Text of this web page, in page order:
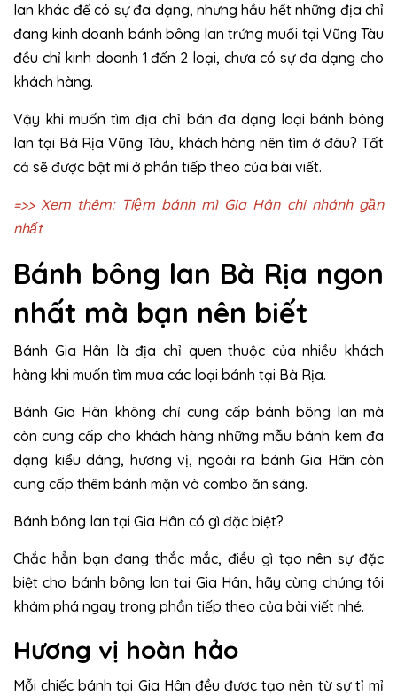
lan khác để có sự đa dạng, nhưng hầu hết những địa chỉ
đang kinh doanh bánh bông lan trứng muối tại Vũng Tàu
đều chỉ kinh doanh 1 đến 2 loại, chưa có sự đa dạng cho
khách hàng.
Vậy khi muốn tìm địa chỉ bán đa dạng loại bánh bông
lan tại Bà Rịa Vũng Tàu, khách hàng nên tìm ở đâu? Tất
cả sẽ được bật mí ở phần tiếp theo của bài viết.
=>> Xem thêm: Tiệm bánh mì Gia Hân chi nhánh gần
nhất
Bánh bông lan Bà Rịa ngon
nhất mà bạn nên biết
Bánh Gia Hân là địa chỉ quen thuộc của nhiều khách
hàng khi muốn tìm mua các loại bánh tại Bà Rịa.
Bánh Gia Hân không chỉ cung cấp bánh bông lan mà
còn cung cấp cho khách hàng những mẫu bánh kem đa
dạng kiểu dáng, hương vị, ngoài ra bánh Gia Hân còn
cung cấp thêm bánh mặn và combo ăn sáng.
Bánh bông lan tại Gia Hân có gì đặc biệt?
Chắc hẳn bạn đang thắc mắc, điều gì tạo nên sự đặc
biệt cho bánh bông lan tại Gia Hân, hãy cùng chúng tôi
khám phá ngay trong phần tiếp theo của bài viết nhé.
Hương vị hoàn hảo
Mỗi chiếc bánh tại Gia Hân đều được tạo nên từ sự tỉ mỉ